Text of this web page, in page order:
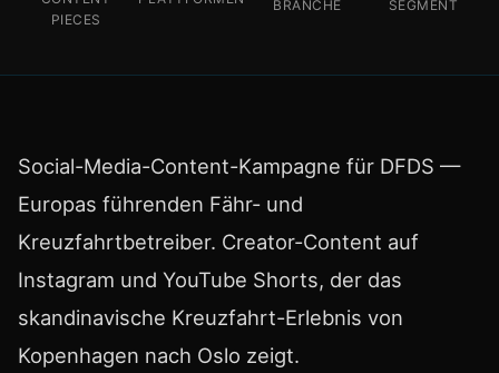
PIECES
BRANCHE SEGMENT
Social-Media-Content-Kampagne für DFDS —
Europas führenden Fähr- und
Kreuzfahrtbetreiber. Creator-Content auf
Instagram und YouTube Shorts, der das
skandinavische Kreuzfahrt-Erlebnis von
Kopenhagen nach Oslo zeigt.